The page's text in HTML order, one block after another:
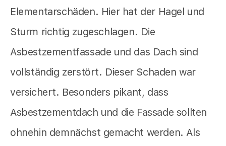
Elementarschäden. Hier hat der Hagel und
Sturm richtig zugeschlagen. Die
Asbestzementfassade und das Dach sind
vollständig zerstört. Dieser Schaden war
versichert. Besonders pikant, dass
Asbestzementdach und die Fassade sollten
ohnehin demnächst gemacht werden. Als